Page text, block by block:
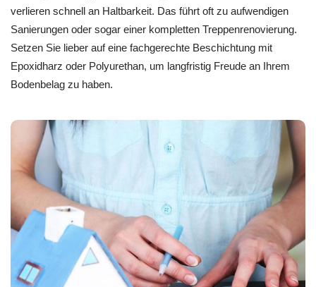
verlieren schnell an Haltbarkeit. Das führt oft zu aufwendigen
Sanierungen oder sogar einer kompletten Treppenrenovierung.
Setzen Sie lieber auf eine fachgerechte Beschichtung mit
Epoxidharz oder Polyurethan, um langfristig Freude an Ihrem
Bodenbelag zu haben.